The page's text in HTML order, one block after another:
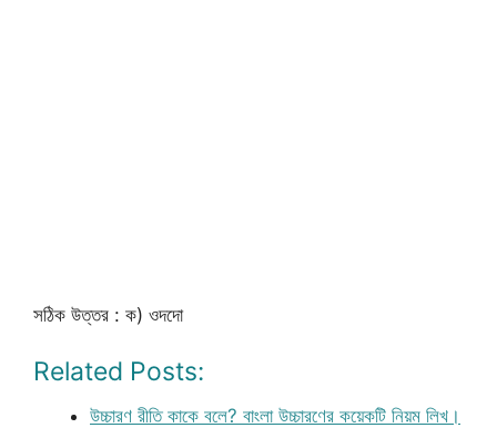
সঠিক উত্তর : ক) ওদদো
Related Posts:
উচ্চারণ রীতি কাকে বলে? বাংলা উচ্চারণের কয়েকটি নিয়ম লিখ।